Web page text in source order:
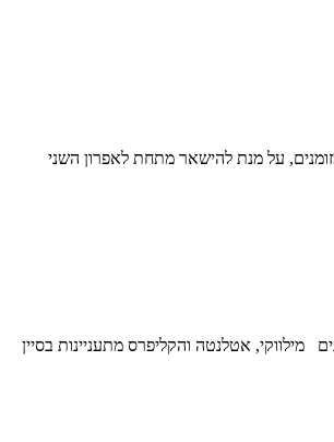
למזומנים, על מנת להישאר מתחת לאפרון השני
יום שהם בדיוק 12 שבועות לתחילת העונה. זה עוד רחוק? דריימונד גרין חותם לשנה בגולדן סטייט על 27.7 מיליון דנבר הציעה לפייטון ווטסון 70 מיליון ל-5 שנים מילווקי, אטלנטה והקליפרס מתעניינות בסיין